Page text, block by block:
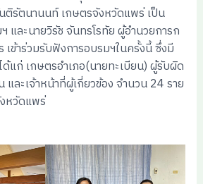
ติรัตนานนท์ เกษตรจังหวัดแพร่ เป็น
และนายวิรัช จันทรโรทัย ผู้อำนวยการก
ข้าร่วมรับฟังการอบรมฯในครั้งนี้ ซึ่งมี
ด้แก่ เกษตรอำเภอ(นายทะเบียน) ผู้รับผิด
ละเจ้าหน้าที่ผู้เกี่ยวข้อง จำนวน 24 ราย
หวัดแพร่